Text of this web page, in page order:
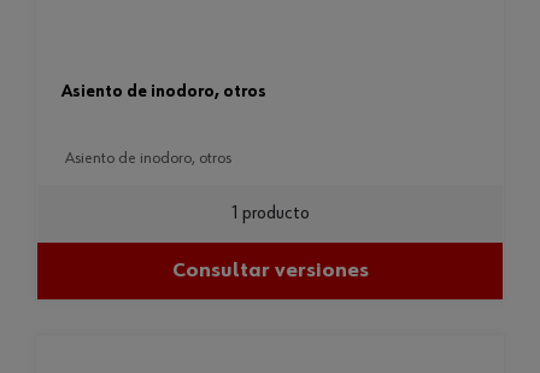
asiento de inodoro, otros
asiento de inodoro, otros
1 producto
Consultar versiones